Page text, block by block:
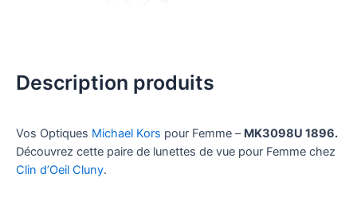
Description produits
Vos Optiques Michael Kors pour Femme – MK3098U 1896.
Découvrez cette paire de lunettes de vue pour Femme chez
Clin d’Oeil Cluny.